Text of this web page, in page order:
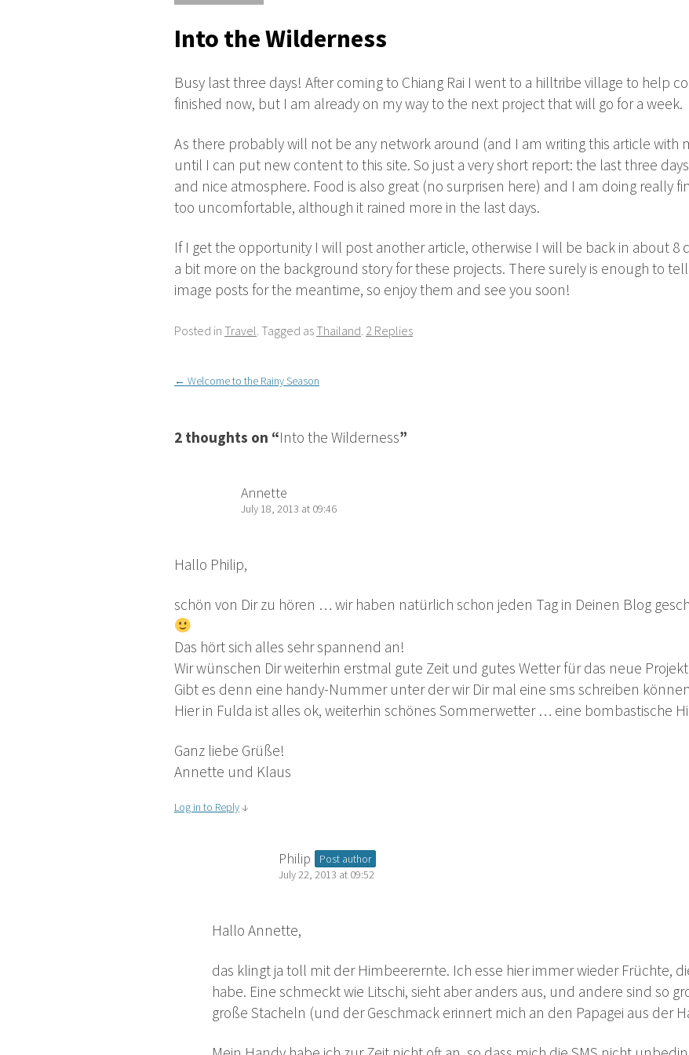
Into the Wilderness
Busy last three days! After coming to Chiang Rai I went to a hilltribe village to help
finished now, but I am already on my way to the next project that will go for a week.
As there probably will not be any network around (and I am writing this article with
until I can put new content to this site. So just a very short report: the last three
and nice atmosphere. Food is also great (no surprisen here) and I am doing really
too uncomfortable, although it rained more in the last days.
If I get the opportunity I will post another article, otherwise I will be back in about 8
a bit more on the background story for these projects. There surely is enough to
image posts for the meantime, so enjoy them and see you soon!
Posted in Travel . Tagged asThailand 2 Replies
Post
← Welcome to the Rainy Season
2 thoughts on “Into the Wilderness”
Annette
July 18, 2013 at 09:46
Hallo Philip,
schön von Dir zu hören … wir haben natürlich schon jeden Tag in Deinen Blog
Das hört sich alles sehr spannend an!
Wir wünschen Dir weiterhin erstmal gute Zeit und gutes Wetter für das neue
Gibt es denn eine handy-Nummer unter der wir Dir mal eine sms schreiben
Hier in Fulda ist alles ok, weiterhin schönes Sommerwetter … eine bombastische
Ganz liebe Grüße!
Annette und Klaus
Log in to Reply↓
Philip
Post author
July 22, 2013 at 09:52
Hallo Annette,
das klingt ja toll mit der Himbeerernte. Ich esse hier immer wieder Früchte,
habe. Eine schmeckt wie Litschi, sieht aber anders aus, und andere sind so
große Stacheln (und der Geschmack erinnert mich an den Papagei aus der